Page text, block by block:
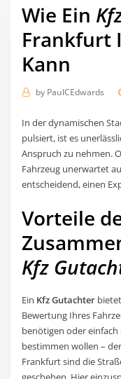
Wie Ein
Frankfurt
Kann
by PaulCEdwards
In der dynamischen
pulsiert, ist es
Anspruch zu nehmen.
Fahrzeug unerwartet
entscheidend, einen
Vorteile
Kfz
Ein Kfz Gutachter
Bewertung Ihres
benötigen oder
bestimmen wollen –
Frankfurt sind die